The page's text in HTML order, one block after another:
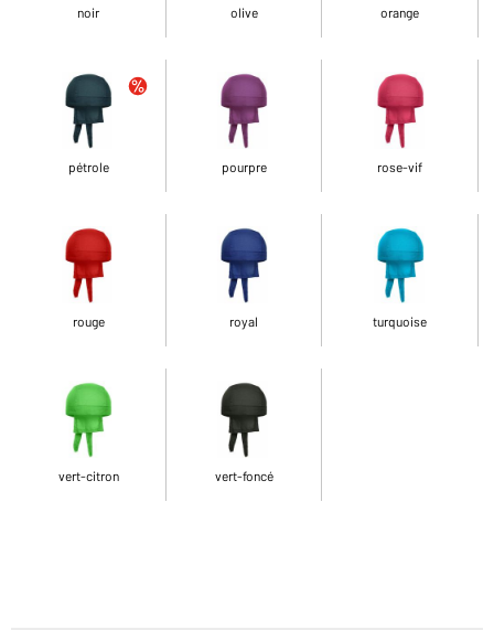
noir olive orange
pétrole pourpre rose-vif
rouge royal turquoise
vert-citron vert-foncé